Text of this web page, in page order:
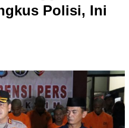
Polisi, Ini